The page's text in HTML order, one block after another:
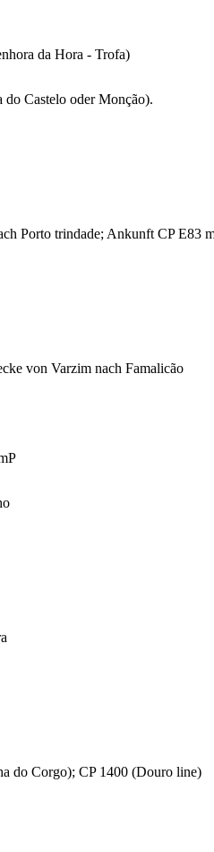
da Hora - Trofa)
Castelo oder Monção).
Porto trindade; Ankunft CP E83
von Varzim nach Famalicão
do Corgo); CP 1400 (Douro line)